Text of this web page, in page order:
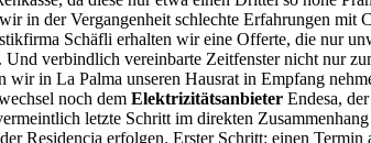
in der Vergangenheit schlechte Erfahrungen
Schäfli erhalten wir eine Offerte, die nur
verbindlich vereinbarte Zeitfenster nicht nur
in La Palma unseren Hausrat in Empfang
noch dem Elektrizitätsanbieter Endesa, der
letzte Schritt im direkten
Residencia erfolgen. Erster Schritt: einen